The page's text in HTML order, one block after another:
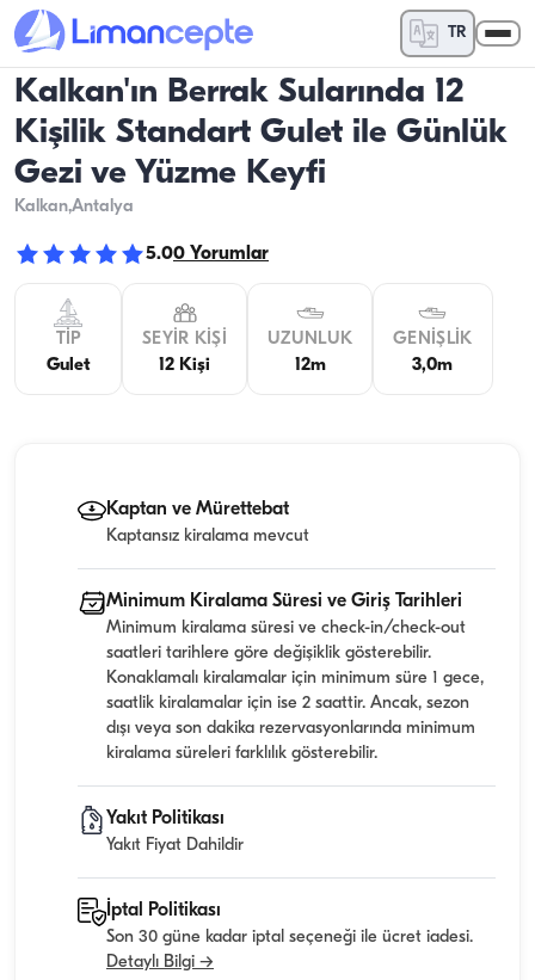
TR
Kalkan'ın Berrak Sularında 12
Kişilik Standart Gulet ile Günlük
Gezi ve Yüzme Keyfi
Kalkan,Antalya
5.00 Yorumlar
TIP
Gulet
SEYIR KIŞI
12 Kişi
UZUNLUK
12m
GENIŞLIK
3,0m
Kaptan ve Mürettebat
Kaptansız kiralama mevcut
Minimum Kiralama Süresi ve Giriş Tarihleri
Minimum kiralama süresi ve check-in/check-out
saatleri tarihlere göre değişiklik gösterebilir.
Konaklamalı kiralamalar için minimum süre 1 gece,
saatlik kiralamalar için ise 2 saattir. Ancak, sezon
dışı veya son dakika rezervasyonlarında minimum
kiralama süreleri farklılık gösterebilir.
Yakıt Politikası
Yakıt Fiyat Dahildir
İptal Politikası
Son 30 güne kadar iptal seçeneği ile ücret iadesi.
Detaylı Bilgi →